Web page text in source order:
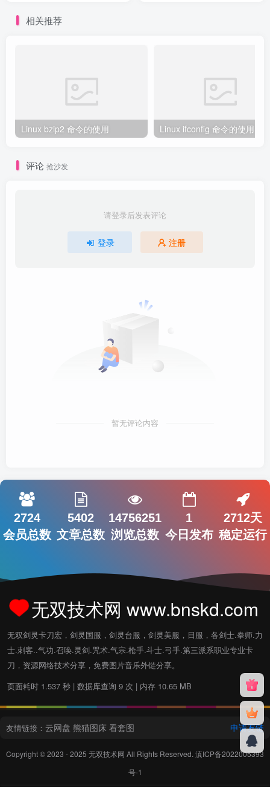
相关推荐
Linux bzip2 命令的使用 Linux ifconfig 命令的使用
评论 抢沙发
请登录后发表评论
登录 注册
暂无评论内容
2724
会员总数
5402
文章总数
14756251
浏览总数
1
今日发布
2712天
稳定运行
无双技术网 www.bnskd.com
无双剑灵卡刀宏，剑灵国服，剑灵台服，剑灵美服，日服，各剑士.拳师.力
士.刺客..气功.召唤.灵剑.咒术.气宗.枪手.斗士.弓手.第三派系职业专业卡
刀，资源网络技术分享，免费图片音乐外链分享。
页面耗时 1.537 秒 | 数据库查询 9 次 | 内存 10.65 MB
友情链接： 云网盘 熊猫图床 看套图 申请友链
Copyright © 2023 - 2025 无双技术网 All Rights Reserved. 滇ICP备2022005393
号-1